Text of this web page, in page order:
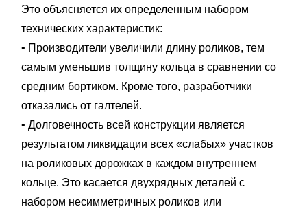
Это объясняется их определенным набором
технических характеристик:
• Производители увеличили длину роликов, тем
самым уменьшив толщину кольца в сравнении со
средним бортиком. Кроме того, разработчики
отказались от галтелей.
• Долговечность всей конструкции является
результатом ликвидации всех «слабых» участков
на роликовых дорожках в каждом внутреннем
кольце. Это касается двухрядных деталей с
набором несимметричных роликов или